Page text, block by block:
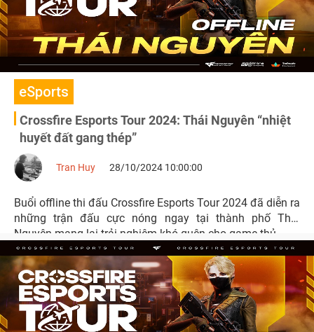
eSports
Crossfire Esports Tour 2024: Thái Nguyên “nhiệt
huyết đất gang thép”
Tran Huy 28/10/2024 10:00:00
Buổi offline thi đấu Crossfire Esports Tour 2024 đã diễn ra
những trận đấu cực nóng ngay tại thành phố Thái
Nguyên mang lại trải nghiệm khó quên cho game thủ.